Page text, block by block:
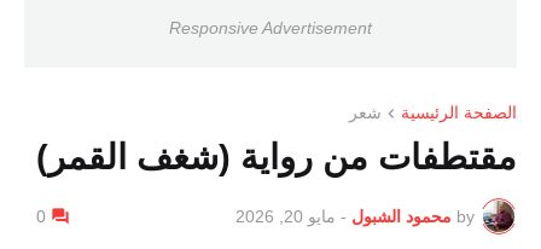
Responsive Advertisement
الصفحة الرئيسية شعر
مقتطفات من رواية (شغف القمر)
by محمود الشبول - مايو 20, 2026 0